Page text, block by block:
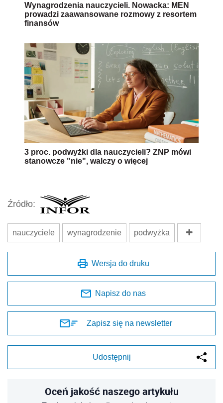
Wynagrodzenia nauczycieli. Nowacka: MEN
prowadzi zaawansowane rozmowy z resortem
finansów
3 proc. podwyżki dla nauczycieli? ZNP mówi
stanowcze "nie", walczy o więcej
Źródło:
nauczyciele wynagrodzenie podwyżka
Wersja do druku
Napisz do nas
Zapisz się na newsletter
Udostępnij
Oceń jakość naszego artykułu